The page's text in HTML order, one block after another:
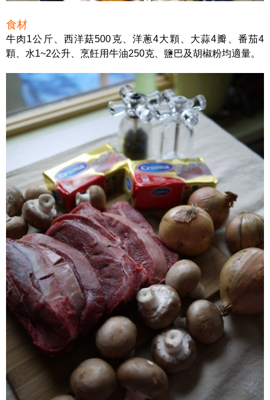
食材
牛肉1公斤、西洋菇500克、洋蔥4大顆、大蒜4瓣、番茄4
顆、水1~2公升、烹飪用牛油250克、鹽巴及胡椒粉均適量。